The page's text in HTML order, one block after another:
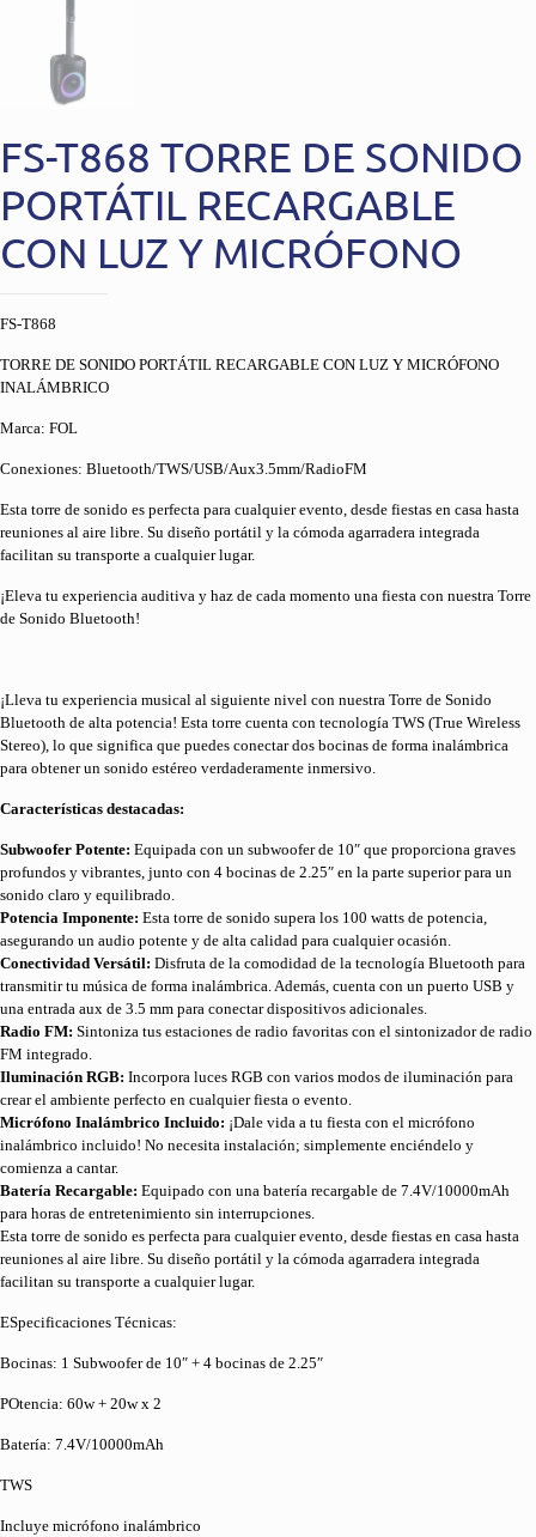
FS-T868 TORRE DE SONIDO
PORTÁTIL RECARGABLE
CON LUZ Y MICRÓFONO
FS-T868
TORRE DE SONIDO PORTÁTIL RECARGABLE CON LUZ Y MICRÓFONO
INALÁMBRICO
Marca: FOL
Conexiones: Bluetooth/TWS/USB/Aux3.5mm/RadioFM
Esta torre de sonido es perfecta para cualquier evento, desde fiestas en casa hasta
reuniones al aire libre. Su diseño portátil y la cómoda agarradera integrada
facilitan su transporte a cualquier lugar.
¡Eleva tu experiencia auditiva y haz de cada momento una fiesta con nuestra Torre
de Sonido Bluetooth!
¡Lleva tu experiencia musical al siguiente nivel con nuestra Torre de Sonido
Bluetooth de alta potencia! Esta torre cuenta con tecnología TWS (True Wireless
Stereo), lo que significa que puedes conectar dos bocinas de forma inalámbrica
para obtener un sonido estéreo verdaderamente inmersivo.
Características destacadas:
Subwoofer Potente: Equipada con un subwoofer de 10″ que proporciona graves
profundos y vibrantes, junto con 4 bocinas de 2.25″ en la parte superior para un
sonido claro y equilibrado.
Potencia Imponente: Esta torre de sonido supera los 100 watts de potencia,
asegurando un audio potente y de alta calidad para cualquier ocasión.
Conectividad Versátil: Disfruta de la comodidad de la tecnología Bluetooth para
transmitir tu música de forma inalámbrica. Además, cuenta con un puerto USB y
una entrada aux de 3.5 mm para conectar dispositivos adicionales.
Radio FM: Sintoniza tus estaciones de radio favoritas con el sintonizador de radio
FM integrado.
Iluminación RGB: Incorpora luces RGB con varios modos de iluminación para
crear el ambiente perfecto en cualquier fiesta o evento.
Micrófono Inalámbrico Incluido: ¡Dale vida a tu fiesta con el micrófono
inalámbrico incluido! No necesita instalación; simplemente enciéndelo y
comienza a cantar.
Batería Recargable: Equipado con una batería recargable de 7.4V/10000mAh
para horas de entretenimiento sin interrupciones.
Esta torre de sonido es perfecta para cualquier evento, desde fiestas en casa hasta
reuniones al aire libre. Su diseño portátil y la cómoda agarradera integrada
facilitan su transporte a cualquier lugar.
ESpecificaciones Técnicas:
Bocinas: 1 Subwoofer de 10″ + 4 bocinas de 2.25″
POtencia: 60w + 20w x 2
Batería: 7.4V/10000mAh
TWS
Incluye micrófono inalámbrico